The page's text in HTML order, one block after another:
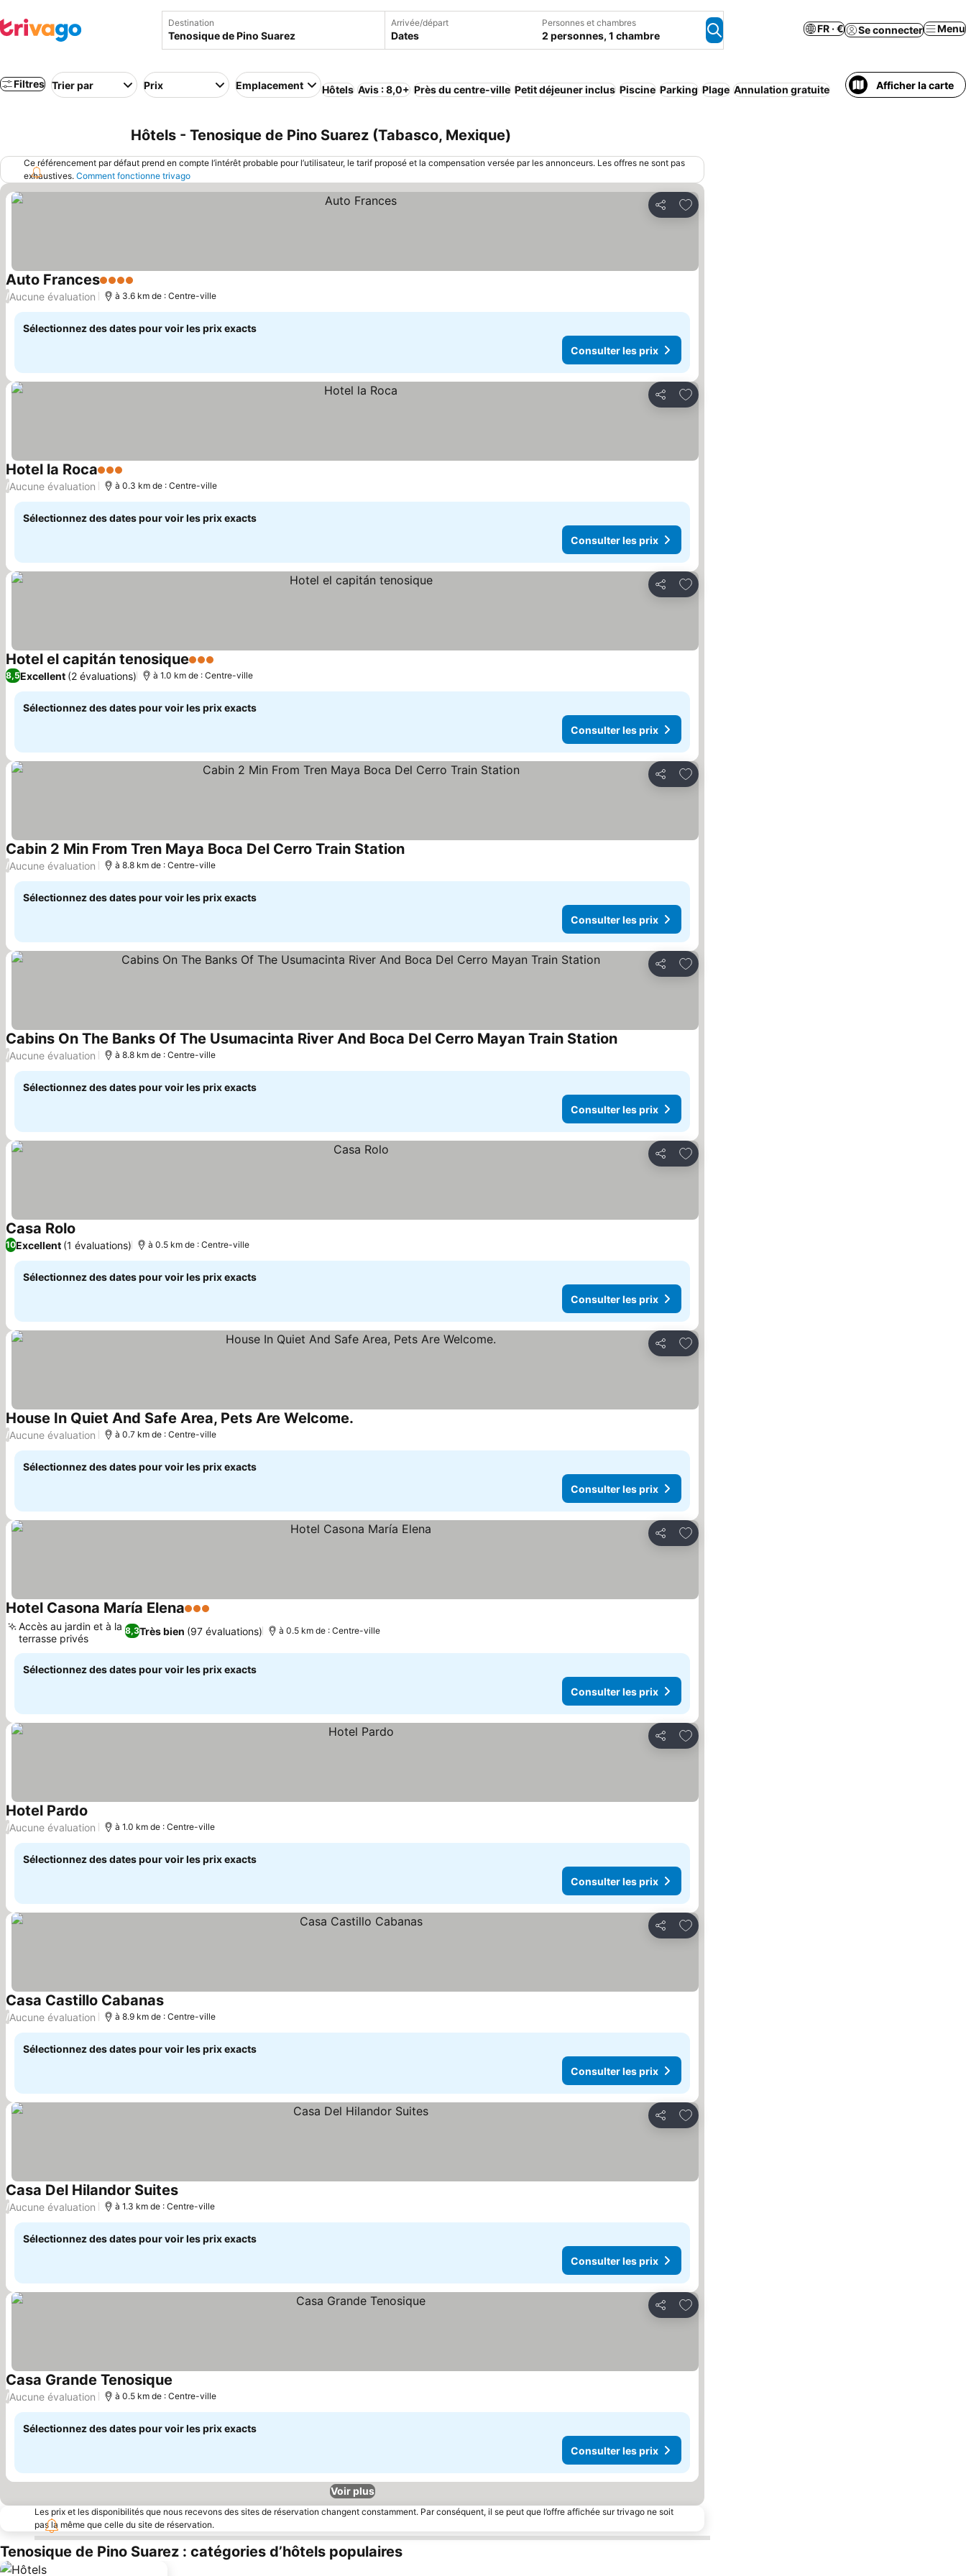
Destination Arrivée/départ
Dates
Personnes et chambres
2 personnes, 1 chambre
FR · € Se connecter Menu
Filtres Trier par Prix Emplacement Hôtels Avis : 8,0+ Près du centre-ville Petit déjeuner inclus Piscine Parking Plage Annulation gratuite Afficher la carte
Hôtels - Tenosique de Pino Suarez (Tabasco, Mexique)
Ce référencement par défaut prend en compte l’intérêt probable pour l’utilisateur, le tarif proposé et la compensation versée par les annonceurs. Les offres ne sont pas
exhaustives. Comment fonctionne trivago
Partager
Ajouter à mes favoris
Auto Frances4 Étoiles
/Aucune évaluation à 3.6 km de : Centre-ville
Sélectionnez des dates pour voir les prix exacts
Consulter les prix
Partager
Ajouter à mes favoris
Hotel la Roca3 Étoiles
/Aucune évaluation à 0.3 km de : Centre-ville
Sélectionnez des dates pour voir les prix exacts
Consulter les prix
Partager
Ajouter à mes favoris
Hotel el capitán tenosique3 Étoiles
8,5Excellent (2 évaluations) à 1.0 km de : Centre-ville
Sélectionnez des dates pour voir les prix exacts
Consulter les prix
Partager
Ajouter à mes favoris
Cabin 2 Min From Tren Maya Boca Del Cerro Train Station
/Aucune évaluation à 8.8 km de : Centre-ville
Sélectionnez des dates pour voir les prix exacts
Consulter les prix
Partager
Ajouter à mes favoris
Cabins On The Banks Of The Usumacinta River And Boca Del Cerro Mayan Train Station
/Aucune évaluation à 8.8 km de : Centre-ville
Sélectionnez des dates pour voir les prix exacts
Consulter les prix
Partager
Ajouter à mes favoris
Casa Rolo
10Excellent (1 évaluations) à 0.5 km de : Centre-ville
Sélectionnez des dates pour voir les prix exacts
Consulter les prix
Partager
Ajouter à mes favoris
House In Quiet And Safe Area, Pets Are Welcome.
/Aucune évaluation à 0.7 km de : Centre-ville
Sélectionnez des dates pour voir les prix exacts
Consulter les prix
Partager
Ajouter à mes favoris
Hotel Casona María Elena3 Étoiles
8,3Très bien (97 évaluations)
Accès au jardin et à la
terrasse privés
à 0.5 km de : Centre-ville
Sélectionnez des dates pour voir les prix exacts
Consulter les prix
Partager
Ajouter à mes favoris
Hotel Pardo
/Aucune évaluation à 1.0 km de : Centre-ville
Sélectionnez des dates pour voir les prix exacts
Consulter les prix
Partager
Ajouter à mes favoris
Casa Castillo Cabanas
/Aucune évaluation à 8.9 km de : Centre-ville
Sélectionnez des dates pour voir les prix exacts
Consulter les prix
Partager
Ajouter à mes favoris
Casa Del Hilandor Suites
/Aucune évaluation à 1.3 km de : Centre-ville
Sélectionnez des dates pour voir les prix exacts
Consulter les prix
Partager
Ajouter à mes favoris
Casa Grande Tenosique
/Aucune évaluation à 0.5 km de : Centre-ville
Sélectionnez des dates pour voir les prix exacts
Consulter les prix
Voir plus
Les prix et les disponibilités que nous recevons des sites de réservation changent constamment. Par conséquent, il se peut que l’offre affichée sur trivago ne soit
pas la même que celle du site de réservation.
Tenosique de Pino Suarez : catégories d’hôtels populaires